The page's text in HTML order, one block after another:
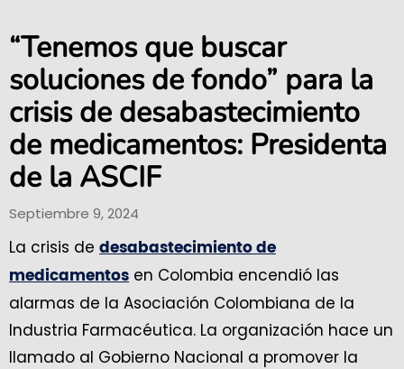
“Tenemos que buscar
soluciones de fondo” para la
crisis de desabastecimiento
de medicamentos: Presidenta
de la ASCIF
Septiembre 9, 2024
La crisis de desabastecimiento de
medicamentos en Colombia encendió las
alarmas de la Asociación Colombiana de la
Industria Farmacéutica. La organización hace un
llamado al Gobierno Nacional a promover la